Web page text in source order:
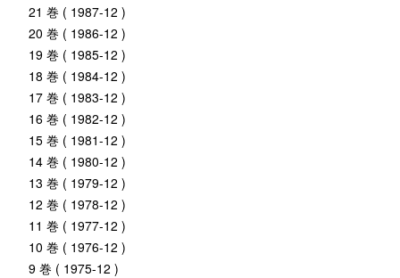
21 巻 ( 1987-12 )
20 巻 ( 1986-12 )
19 巻 ( 1985-12 )
18 巻 ( 1984-12 )
17 巻 ( 1983-12 )
16 巻 ( 1982-12 )
15 巻 ( 1981-12 )
14 巻 ( 1980-12 )
13 巻 ( 1979-12 )
12 巻 ( 1978-12 )
11 巻 ( 1977-12 )
10 巻 ( 1976-12 )
9 巻 ( 1975-12 )